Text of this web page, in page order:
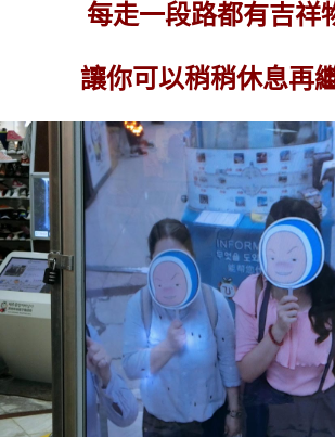
每走一段路都有吉祥
讓你可以稍稍休息再